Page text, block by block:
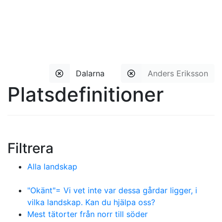
Anders Eriksson
Dalarna
Platsdefinitioner
Filtrera
Alla landskap
"Okänt"= Vi vet inte var dessa gårdar ligger, i
vilka landskap. Kan du hjälpa oss?
Mest tätorter från norr till söder